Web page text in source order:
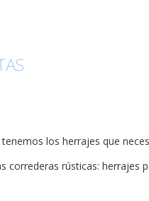
los herrajes que
rústicas: